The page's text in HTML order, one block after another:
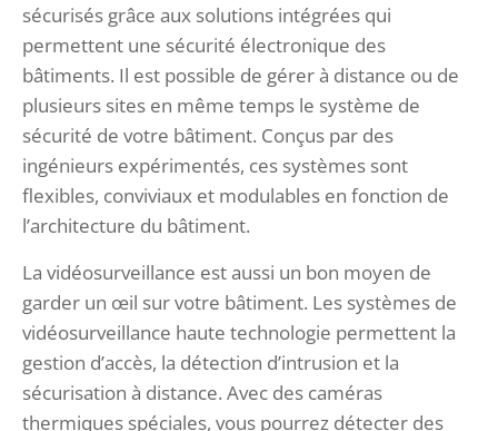
sécurisés grâce aux solutions intégrées qui
permettent une sécurité électronique des
bâtiments. Il est possible de gérer à distance ou de
plusieurs sites en même temps le système de
sécurité de votre bâtiment. Conçus par des
ingénieurs expérimentés, ces systèmes sont
flexibles, conviviaux et modulables en fonction de
l’architecture du bâtiment.
La vidéosurveillance est aussi un bon moyen de
garder un œil sur votre bâtiment. Les systèmes de
vidéosurveillance haute technologie permettent la
gestion d’accès, la détection d’intrusion et la
sécurisation à distance. Avec des caméras
thermiques spéciales, vous pourrez détecter des